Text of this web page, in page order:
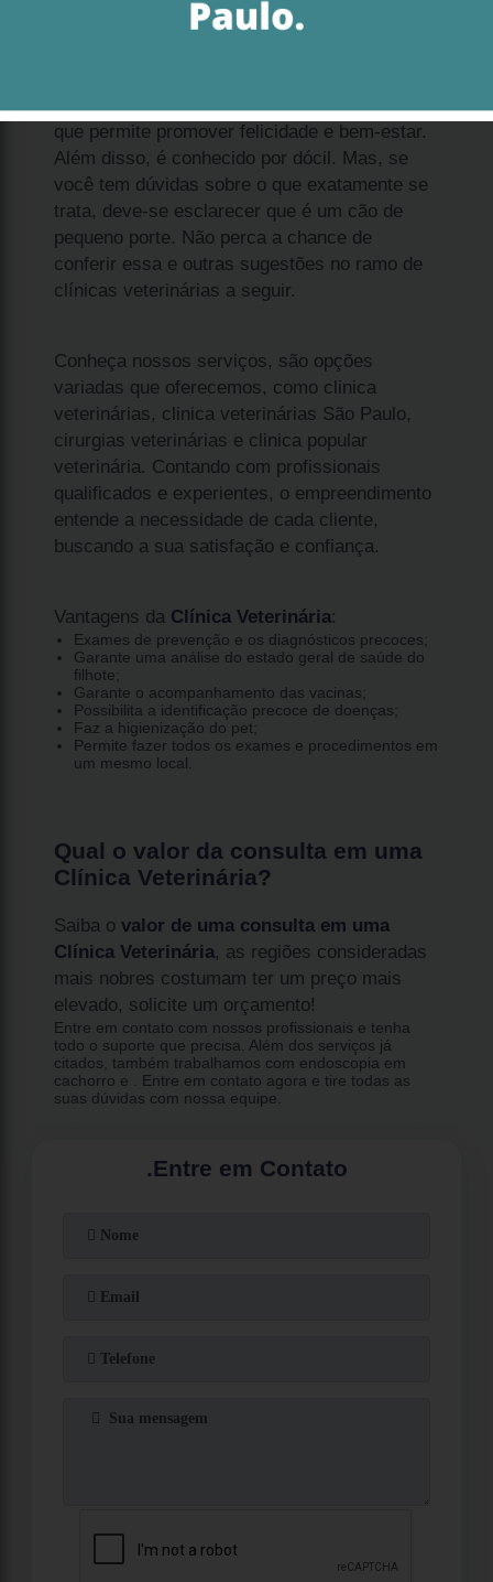
que permite promover felicidade e bem-estar.
Além disso, é conhecido por dócil. Mas, se
você tem dúvidas sobre o que exatamente se
trata, deve-se esclarecer que é um cão de
pequeno porte. Não perca a chance de
conferir essa e outras sugestões no ramo de
clínicas veterinárias a seguir.
Conheça nossos serviços, são opções
variadas que oferecemos, como clinica
veterinárias, clinica veterinárias São Paulo,
cirurgias veterinárias e clinica popular
veterinária. Contando com profissionais
qualificados e experientes, o empreendimento
entende a necessidade de cada cliente,
buscando a sua satisfação e confiança.
Vantagens da Clínica Veterinária:
Exames de prevenção e os diagnósticos precoces;
Garante uma análise do estado geral de saúde do
filhote;
Garante o acompanhamento das vacinas;
Possibilita a identificação precoce de doenças;
Faz a higienização do pet;
Permite fazer todos os exames e procedimentos em
um mesmo local.
Qual o valor da consulta em uma
Clínica Veterinária?
Saiba ovalor de uma consulta em uma
Clínica Veterinária, as regiões consideradas
mais nobres costumam ter um preço mais
elevado, solicite um orçamento!
Entre em contato com nossos profissionais e tenha
todo o suporte que precisa. Além dos serviços já
citados, também trabalhamos com endoscopia em
cachorro e . Entre em contato agora e tire todas as
suas dúvidas com nossa equipe.
.Entre em Contato